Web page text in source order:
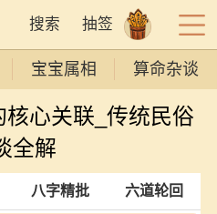
搜索 抽签
宝宝属相 算命杂谈
心关联_传统民俗
全解
八字精批 六道轮回